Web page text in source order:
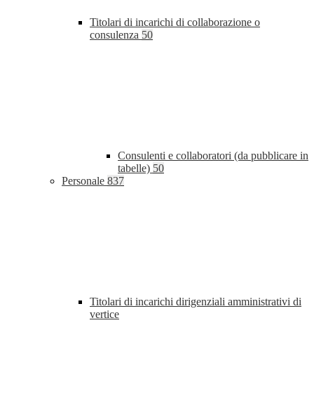
Titolari di incarichi di collaborazione o
consulenza 50
Consulenti e collaboratori (da pubblicare in
tabelle) 50
Personale 837
Titolari di incarichi dirigenziali amministrativi di
vertice